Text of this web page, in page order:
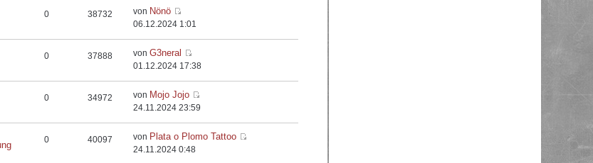
0 38732 von Nönö
06.12.2024 1:01
0 37888 vonG3neral
01.12.2024 17:38
0 34972 von Mojo Jojo
24.11.2024 23:59
0 40097 von Plata o Plomo Tattoo
24.11.2024 0:48